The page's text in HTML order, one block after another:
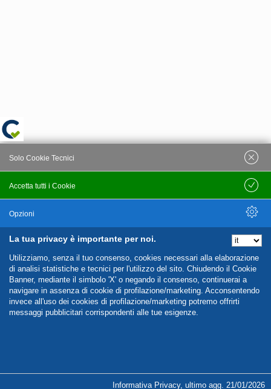
La tua privacy è importante per noi.
Utilizziamo, senza il tuo consenso, cookies necessari alla elaborazione
di analisi statistiche e tecnici per l'utilizzo del sito. Chiudendo il Cookie
Banner, mediante il simbolo 'X' o negando il consenso, continuerai a
navigare in assenza di cookie di profilazione/marketing. Acconsentendo
invece all'uso dei cookies di profilazione/marketing potremo offrirti
messaggi pubblicitari corrispondenti alle tue esigenze.
Accetta tutti i Cookie
Solo Cookie Tecnici
Salva
Opzioni
Nascondi Opzioni
Informativa Privacy, ultimo agg. 21/01/2026